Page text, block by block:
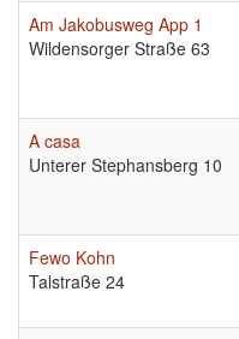
Am Jakobusweg App 1
Wildensorger Straße 63
A casa
Unterer Stephansberg 10
Fewo Kohn
Talstraße 24